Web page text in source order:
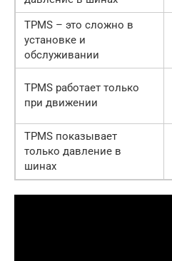
TPMS – это сложно в
установке и
обслуживании
TPMS работает только
при движении
TPMS показывает
только давление в
шинах